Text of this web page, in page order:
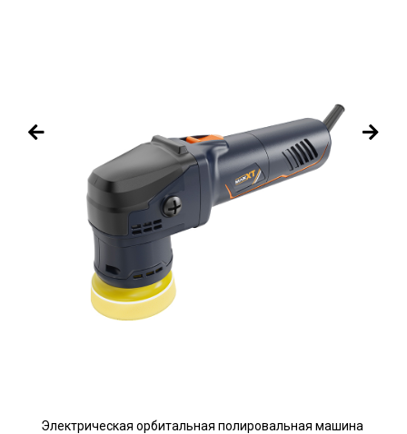
Электрическая орбитальная полировальная машина